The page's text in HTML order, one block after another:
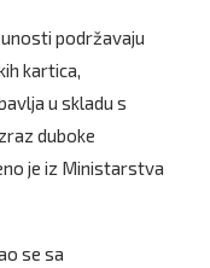
podržavaju
kartica,
u skladu s
duboke
je iz Ministarstva
se sa